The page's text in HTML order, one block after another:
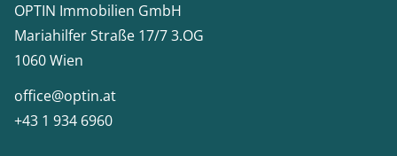
OPTIN Immobilien GmbH
Mariahilfer Straße 17/7 3.OG
1060 Wien
office@optin.at
+43 1 934 6960